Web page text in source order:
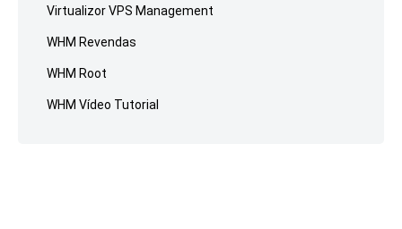
Virtualizor VPS Management
WHM Revendas
WHM Root
WHM Vídeo Tutorial